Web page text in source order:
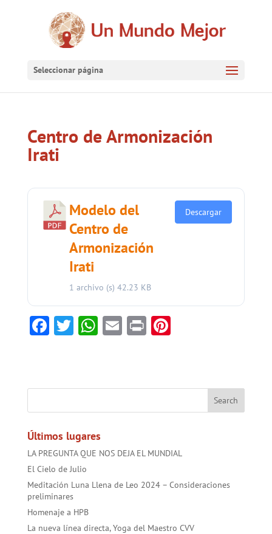
Seleccionar página
Centro de Armonización
Irati
Modelo del
Centro de
Armonización
Irati
1 archivo (s) 42.23 KB
Descargar
F
b
T
er
W
sA
E
l
Pr Pi
es
Últimos lugares
LA PREGUNTA QUE NOS DEJA EL MUNDIAL
El Cielo de Julio
Meditación Luna Llena de Leo 2024 – Consideraciones
preliminares
Homenaje a HPB
La nueva línea directa, Yoga del Maestro CVV